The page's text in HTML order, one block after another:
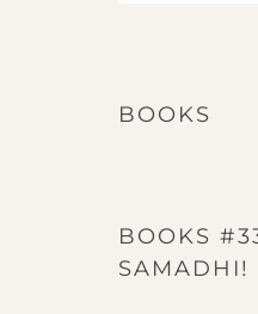
BOOKS
BOOKS
SAMADHI!